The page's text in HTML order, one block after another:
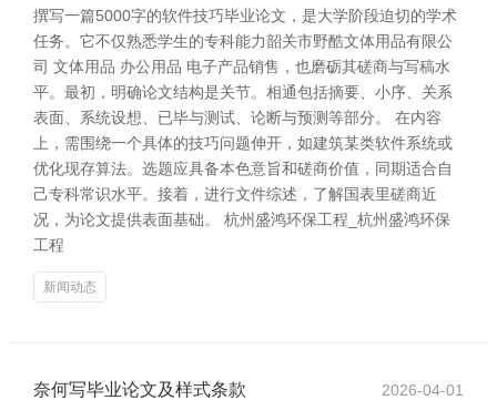
撰写一篇5000字的软件技巧毕业论文，是大学阶段迫切的学术
任务。它不仅熟悉学生的专科能力韶关市野酷文体用品有限公
司 文体用品 办公用品 电子产品销售，也磨砺其磋商与写稿水
平。最初，明确论文结构是关节。相通包括摘要、小序、关系
表面、系统设想、已毕与测试、论断与预测等部分。 在内容
上，需围绕一个具体的技巧问题伸开，如建筑某类软件系统或
优化现存算法。选题应具备本色意旨和磋商价值，同期适合自
己专科常识水平。接着，进行文件综述，了解国表里磋商近
况，为论文提供表面基础。 杭州盛鸿环保工程_杭州盛鸿环保
工程
新闻动态
奈何写毕业论文及样式条款 2026-04-01